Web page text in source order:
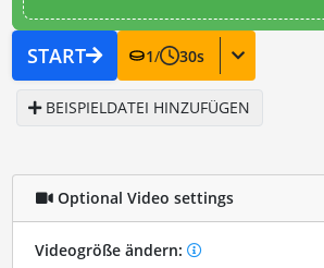
START 1/ 30s
BEISPIELDATEI HINZUFÜGEN
Optional Video settings
Videogröße ändern: